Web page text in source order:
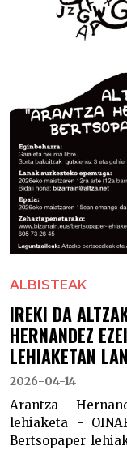
ALBISTEAK
IREKI DA
HERNANDEZ
LEHIAKETAN
2026-04-14
Arantza
lehiaketa -
Bertsopaper